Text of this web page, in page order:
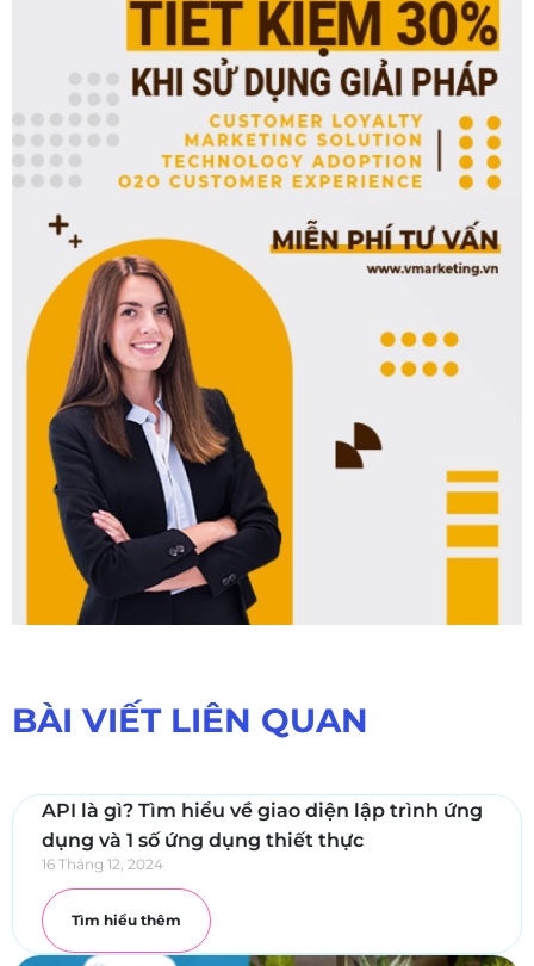
BÀI VIẾT LIÊN QUAN
API là gì? Tìm hiểu về giao diện lập trình ứng
dụng và 1 số ứng dụng thiết thực
16 Tháng 12, 2024
Tìm hiểu thêm